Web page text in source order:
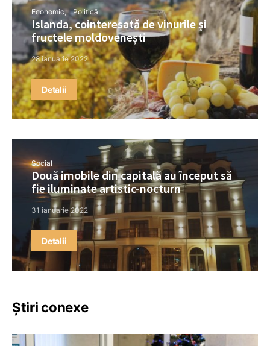
Economic Politică
Islanda, cointeresată de vinurile și
fructele moldovenești
28 ianuarie 2022
Detalii
Social
Două imobile din capitală au început să
fie iluminate artistic-nocturn
31 ianuarie 2022
Detalii
Știri conexe